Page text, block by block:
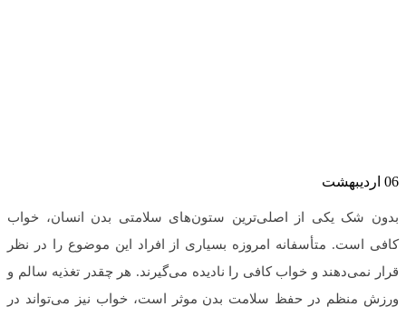
06 اردیبهشت
بدون شک یکی از اصلی‌ترین ستون‌های سلامتی بدن انسان، خواب
کافی است. متأسفانه امروزه بسیاری از افراد این موضوع را در نظر
قرار نمی‌دهند و خواب کافی را نادیده می‌گیرند. هر چقدر تغذیه سالم و
ورزش منظم در حفظ سلامت بدن موثر است، خواب نیز می‌تواند در